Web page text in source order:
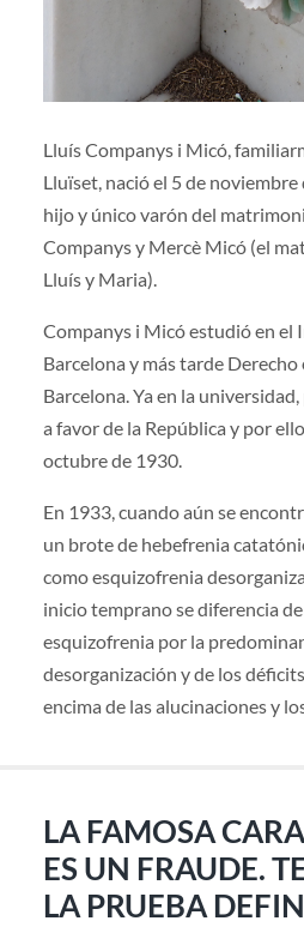
Lluís Companys i Micó,
Lluïset, nació el 5 de
hijo y único varón del
Companys y Mercè Micó (el
Lluís y Maria).
Companys i Micó estudió en el
Barcelona y más tarde
Barcelona. Ya en la
a favor de la República y por
octubre de 1930.
En 1933, cuando aún se
un brote de hebefrenia
como esquizofrenia
inicio temprano se diferencia
esquizofrenia por la
desorganización y de los
encima de las alucinaciones y
LA FAMOSA
ES UN FRAUDE.
LA PRUEBA